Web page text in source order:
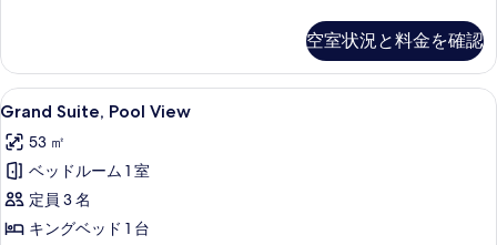
真
を
表
示
す
る
View
の
詳
空室状況と料金を確認
Grand
Suite,
Pool
View
の
す
Grand Suite, Pool View | 高級寝具、
7
Grand Suite, Pool View
53 ㎡
ベッドルーム 1 室
定員 3 名
キングベッド 1 台